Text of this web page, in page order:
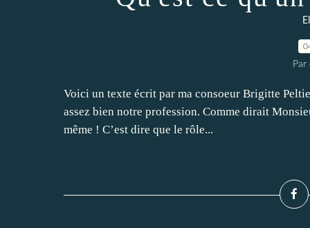
Par
Voici un texte écrit par ma consoeur Brigitte
assez bien notre profession. Comme dirait
même ! C’est dire que le rôle...